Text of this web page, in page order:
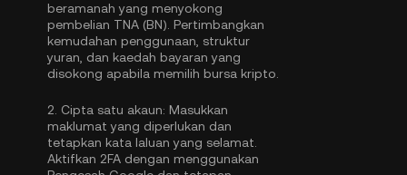
beramanah yang menyokong
pembelian TNA (BN). Pertimbangkan
kemudahan penggunaan, struktur
yuran, dan kaedah bayaran yang
disokong apabila memilih bursa kripto.
2. Cipta satu akaun: Masukkan
maklumat yang diperlukan dan
tetapkan kata laluan yang selamat.
Aktifkan 2FA dengan menggunakan